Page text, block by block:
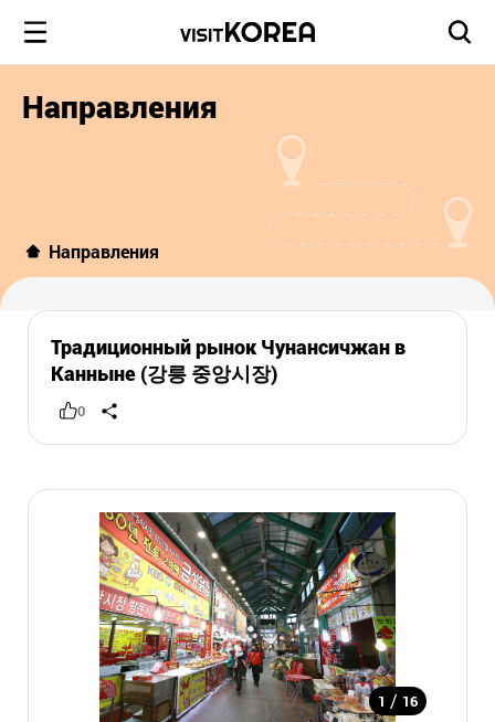
Направления
Направления
Традиционный рынок Чунансичжан в
Канныне (강릉 중앙시장)
0
1 / 16